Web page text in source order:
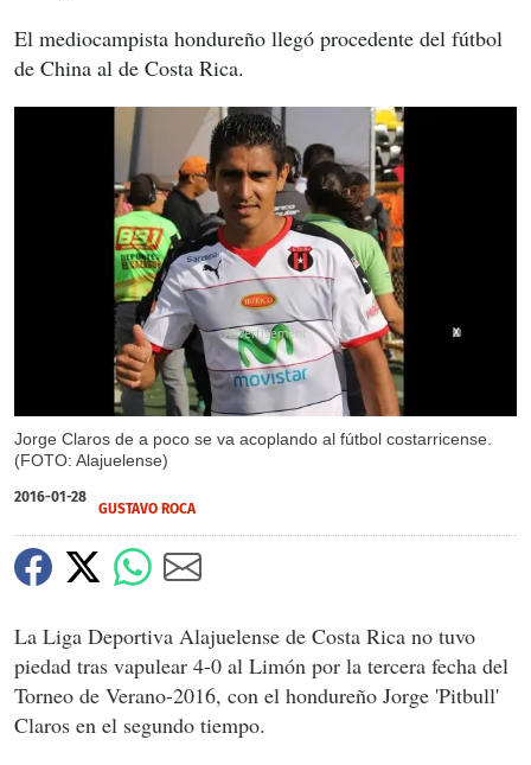
El mediocampista hondureño llegó procedente del fútbol
de China al de Costa Rica.
Jorge Claros de a poco se va acoplando al fútbol costarricense.
(FOTO: Alajuelense)
X
2016-01-28
GUSTAVO ROCA
La Liga Deportiva Alajuelense de Costa Rica no tuvo
piedad tras vapulear 4-0 al Limón por la tercera fecha del
Torneo de Verano-2016, con el hondureño Jorge 'Pitbull'
Claros en el segundo tiempo.